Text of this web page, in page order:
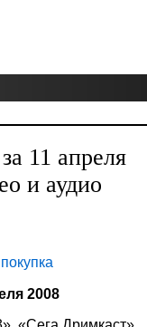
11 апреля
и аудио
2008